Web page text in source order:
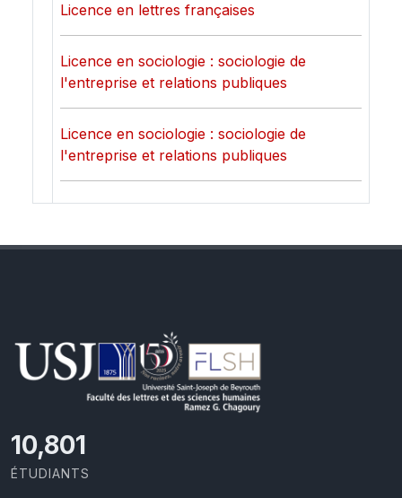
Licence en lettres françaises
Licence en sociologie : sociologie de
l'entreprise et relations publiques
Licence en sociologie : sociologie de
l'entreprise et relations publiques
11,418
ÉTUDIANTS